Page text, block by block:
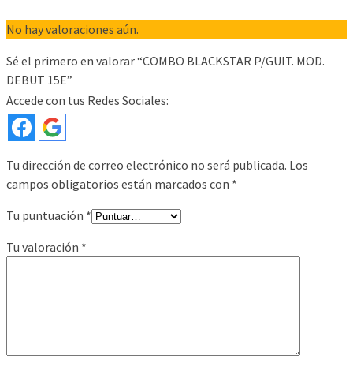
No hay valoraciones aún.
Sé el primero en valorar “COMBO BLACKSTAR P/GUIT. MOD.
DEBUT 15E”
Accede con tus Redes Sociales:
Tu dirección de correo electrónico no será publicada. Los
campos obligatorios están marcados con *
Tu puntuación *
Tu valoración *